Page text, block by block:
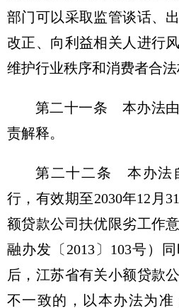
部门可以采取监管谈话、
改正、向利益相关人进行
维护行业秩序和消费者合法
第二十一条 本办法
责解释。
第二十二条 本办法
行，有效期至2030年12月
额贷款公司扶优限劣工作
融办发〔2013〕103号）
后，江苏省有关小额贷款
不一致的，以本办法为